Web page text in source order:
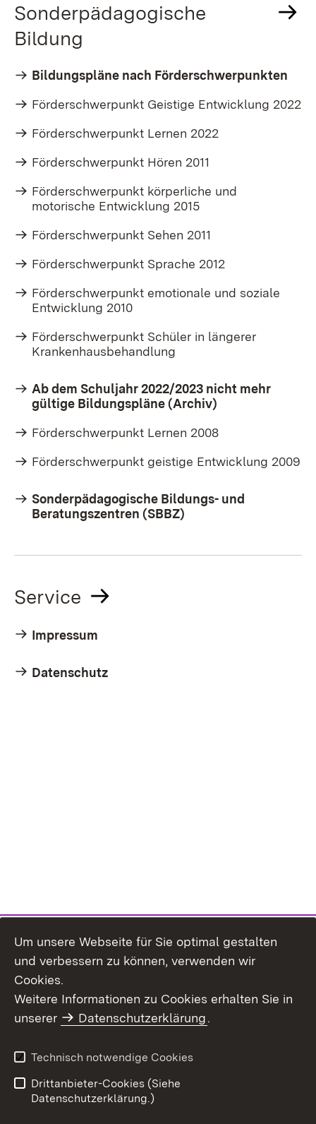
Sonderpädagogische
Bildung
Bildungspläne nach Förderschwerpunkten
Förderschwerpunkt Geistige Entwicklung 2022
Förderschwerpunkt Lernen 2022
Förderschwerpunkt Hören 2011
Förderschwerpunkt körperliche und
motorische Entwicklung 2015
Förderschwerpunkt Sehen 2011
Förderschwerpunkt Sprache 2012
Förderschwerpunkt emotionale und soziale
Entwicklung 2010
Förderschwerpunkt Schüler in längerer
Krankenhausbehandlung
Ab dem Schuljahr 2022/2023 nicht mehr
gültige Bildungspläne (Archiv)
Förderschwerpunkt Lernen 2008
Förderschwerpunkt geistige Entwicklung 2009
Sonderpädagogische Bildungs- und
Beratungszentren (SBBZ)
Service
Impressum
Datenschutz
Um unsere Webseite für Sie optimal gestalten
und verbessern zu können, verwenden wir
Cookies.
Weitere Informationen zu Cookies erhalten Sie in
unserer
Datenschutzerklärung.
Technisch notwendige Cookies
Drittanbieter-Cookies (Siehe
Datenschutzerklärung.)